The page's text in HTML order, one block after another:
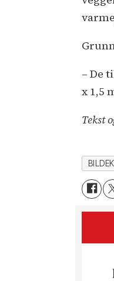
– De
x 1,5
Tekst